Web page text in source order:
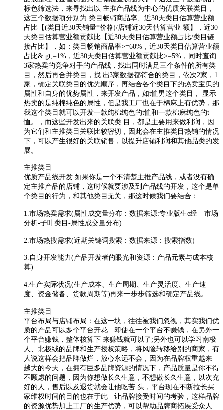
标色筛选法，来寻找出以 主推产品线为中心的优质关联类目，
这三个数据项分别为:类目畅销商品率、近30天类目估算营业额
占比【(类目近30天销量*价格)/店铺近30天估算营业 额】，近30
天类目估算营业额贡献比【近30天类目估算营业额占比/类目链
接占比】，如：类目畅销商品率>=60%，近30天类目估算营业额
占比& gt;=1%，近30天类目估算营业额贡献比>=5%，同时查询
3家热卖的竞争对手的产品线，找出同时满足三个条件的所有类
目，然后再合并类目，找 出3家数据都符合的类目，依次2家，1
家，确定关联类目的优先顺序，再结合各个类目下的热卖宝贝的
属性和自身的优势属性，来开发产品，如t恤男这个类目， 显示
热卖的是纯棉纯色的属性，但是我工厂也在于棉麻上有优势，那
我这个类目就可以开发一款纯棉纯色的t恤和一款棉麻纯色的t
恤。，而这些开发出来的关联类 目，都是主要用来做利润，因
为它们和主推类目关联比较密切，因此会在主推类目热销的情况
下，可以产生很好的关联销售，以提升店铺利润和其他品类的发
展。
主推类目
优质产品线开发:如果你是一个不清楚主推产品线，或者没有确
定主推产品的店铺，这时候就要涉及到产品线的开发，这个是单
个类目的行为，和其他类目无关，那这时候我们要结合：
1.市场热卖需求(属性成交量分布：数据来源:专业版生e经—市场
分析-子叶类目-属性成交量分布)
2.市场热搜需求(近期关键词搜索：数据来源：搜索指数)
3.自身开发能力(产品开发者的眼光和资源：产品元素与成本核
算)
4.生产实际状况(生产成本、生产周期、生产灵活度、生产速
度、资金储备、货款周期等)再来一步步筛选和确定产品线。
主推类目
平台布局与店铺布局：在这一块，往往被我们忽视，其实我们优
质的产品可以多个平台开花，即使在一个平台不赚钱，在另外一
个平台赚钱，整体核算下 来赚钱就可以了;另外也可以学习南极
人、北极绒的品牌和生产授权策略，将风险转移给别的商家，有
人说这样会把品牌做烂，放心永远不会，因为在品牌权重越来
越大的今天，在拥有巨多品牌资源的情况下，产品质量是你不得
不顾虑的问题，因为你想做长久生意，不想做长久生意，以次充
好的人，售后以及退货就会让他吃苦 头，平台现在不断拉长买
家维权时间的目的也在于此：让品牌接受时间的考验，这样品牌
的资源优势加上工厂的生产优势，可以帮助品牌商拓展受众人